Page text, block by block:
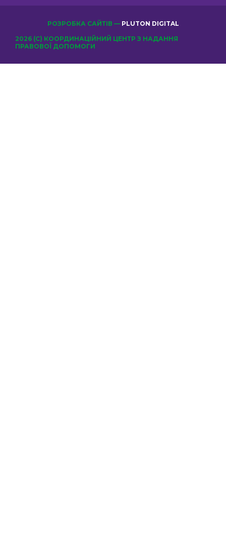
ОБЕРІТЬ КЛУБ
2026 (С) КООРДИНАЦІЙНИЙ ЦЕНТР З НАДАННЯ
ПРАВОВОЇ ДОПОМОГИ
РОЗРОБКА САЙТІВ — PLUTON DIGITAL